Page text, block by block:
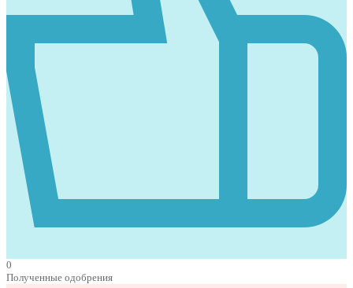
0
Полученные одобрения